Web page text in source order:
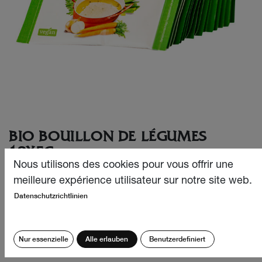
BIO BOUILLON DE LÉGUMES
18X5G
Notre bouillon de légumes bio sans graisse et sans
et idéaux pour une utilisation rapide à la maison ou en
déplacement.
Nous utilisons des cookies pour vous offrir une
meilleure expérience utilisateur sur notre site web.
Datenschutzrichtlinien
Nur essenzielle Alle erlauben Benutzerdefiniert